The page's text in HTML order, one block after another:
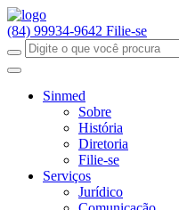
(84) 99934-9642 Filie-se
Sinmed
Sobre
História
Diretoria
Filie-se
Serviços
Jurídico